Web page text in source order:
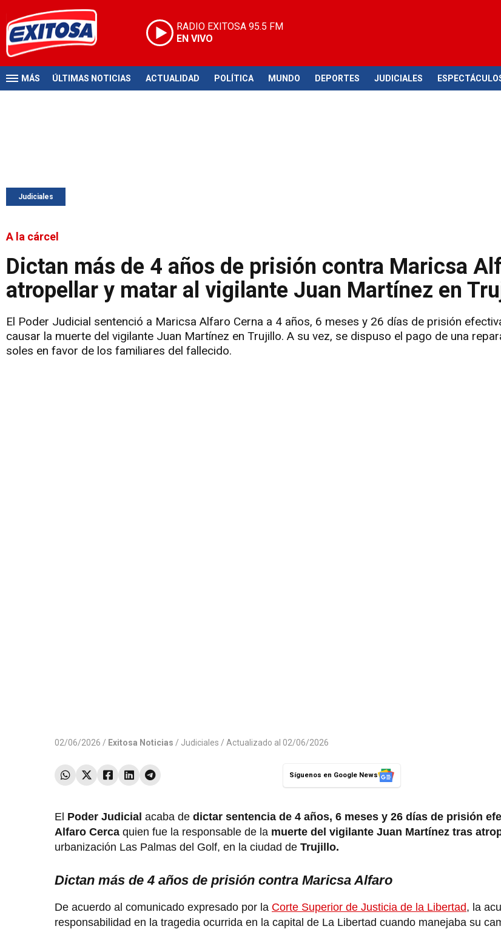
RADIO EXITOSA 95.5 FM
EN VIVO
MÁS ÚLTIMAS NOTICIAS ACTUALIDAD POLÍTICA MUNDO DEPORTES JUDICIALES
Judiciales
A la cárcel
Dictan más de 4 años de prisión contra Maricsa
atropellar y matar al vigilante Juan Martínez en
El Poder Judicial sentenció a Maricsa Alfaro Cerna a 4 años, 6 meses y 26 días de prisión
causar la muerte del vigilante Juan Martínez en Trujillo. A su vez, se dispuso el pago de una
soles en favor de los familiares del fallecido.
02/06/2026 / Exitosa Noticias / Judiciales / Actualizado al 02/06/2026
Síguenos en Google News
El Poder Judicial acaba de dictar sentencia de 4 años, 6 meses y 26 días de prisión
Alfaro Cerca quien fue la responsable de la muerte del vigilante Juan Martínez tras
urbanización Las Palmas del Golf, en la ciudad de Trujillo.
Dictan más de 4 años de prisión contra Maricsa Alfaro
De acuerdo al comunicado expresado por la Corte Superior de Justicia de la Libertad, la
responsabilidad en la tragedia ocurrida en la capital de La Libertad cuando manejaba su